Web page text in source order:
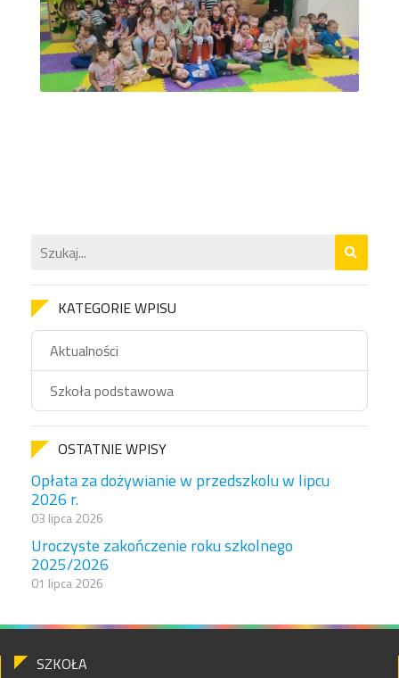
KATEGORIE WPISU
Aktualności
Szkoła podstawowa
OSTATNIE WPISY
Opłata za dożywianie w przedszkolu w lipcu
2026 r.
03 lipca 2026
Uroczyste zakończenie roku szkolnego
2025/2026
01 lipca 2026
SZKOŁA